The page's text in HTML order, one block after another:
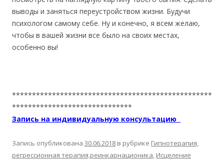
выводы и заняться переустройством жизни. Будучи
психологом самому себе. Ну и конечно, я всем желаю,
чтобы в вашей жизни все было на своих местах,
особенно вы!
**************************************************
******************************
Запись на индивидуальную консультацию
Запись опубликована 30.06.2018 в рубрике Гипнотерапия,
регрессионная терапия,реинкарнационика, Исцеление